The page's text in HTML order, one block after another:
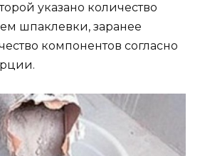
указано количество
шпаклевки, заранее
компонентов согласно